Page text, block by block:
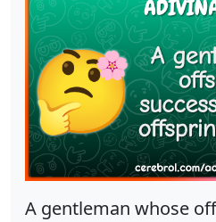
A gentleman whose